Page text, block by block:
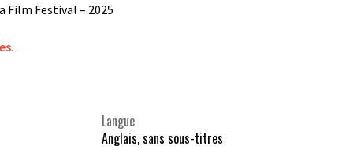
Festival – 2025
Langue
Anglais, sans sous-titres